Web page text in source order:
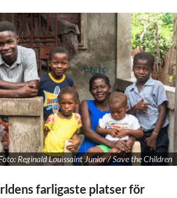
Reginald Louissaint Junior / Save the Children
farligaste platser för